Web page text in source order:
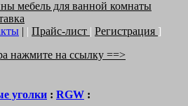
| | Прайс-лист | Регистрация ]
нажмите на ссылку ==>
уголки : RGW :